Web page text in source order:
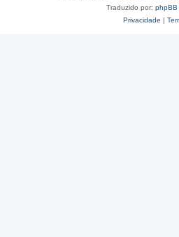
Traduzido por: phpBB
Privacidade |